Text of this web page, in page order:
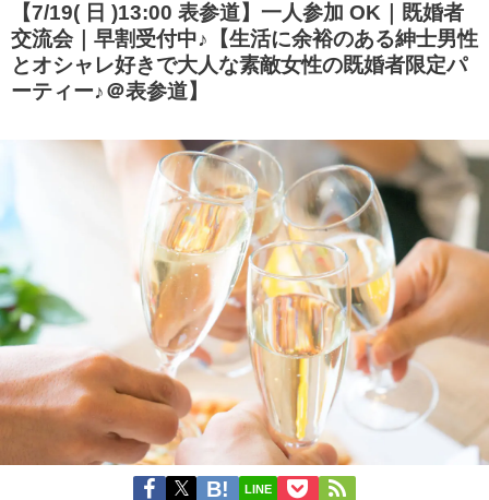
女性の既婚者限定ビッグパーティ
ー♪＠池袋】
ティー♪＠茶屋町】
【7/19( 日 )13:00 表参道】一人参加 OK｜既婚者
交流会｜早割受付中♪【生活に余裕のある紳士男性
とオシャレ好きで大人な素敵女性の既婚者限定パ
ーティー♪＠表参道】
LINE